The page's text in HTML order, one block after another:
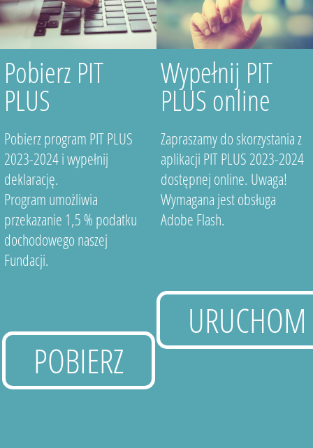
Pobierz PIT
PLUS
Pobierz program PIT PLUS
2023-2024 i wypełnij
deklarację.
Program umożliwia
przekazanie 1,5 % podatku
dochodowego naszej
Fundacji.
POBIERZ
Wypełnij PIT
PLUS online
Zapraszamy do skorzystania z
aplikacji PIT PLUS 2023-2024
dostępnej online. Uwaga!
Wymagana jest obsługa
Adobe Flash.
URUCHOM